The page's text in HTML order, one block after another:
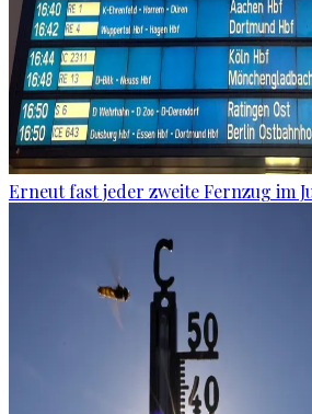
Erneut fast jeder zweite Fernzug im